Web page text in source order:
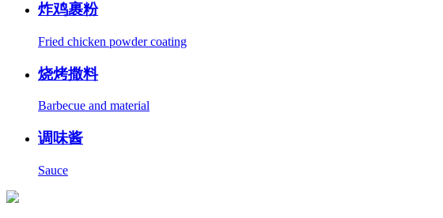
炸鸡裹粉
Fried chicken powder coating
烧烤撒料
Barbecue and material
调味酱
Sauce